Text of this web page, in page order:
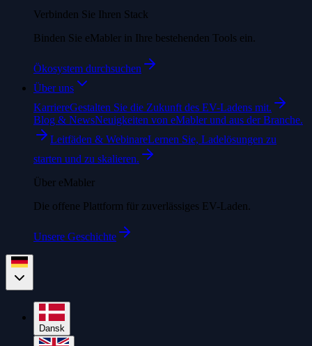
Verbinden Sie Ihren Stack
Binden Sie eMabler in Ihre bestehenden Tools ein.
Ökosystem durchsuchen
Über uns
KarriereGestalten Sie die Zukunft des EV-Ladens mit.
Blog & NewsNeuigkeiten von eMabler und aus der Branche.
Leitfäden & WebinareLernen Sie, Ladelösungen zu
starten und zu skalieren.
Über eMabler
Die offene Plattform für zuverlässiges EV-Laden.
Unsere Geschichte
Dansk